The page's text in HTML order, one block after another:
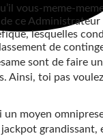
vous-meme-
ce
lesquelles
de
sont de faire
Ainsi, toi pas
moyen
grandissant,